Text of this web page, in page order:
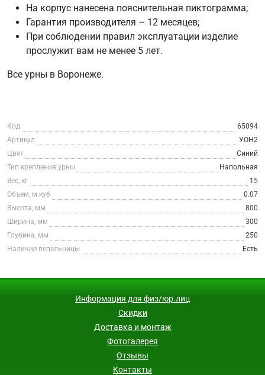
На корпус нанесена пояснительная пиктограмма;
Гарантия производителя – 12 месяцев;
При соблюдении правил эксплуатации изделие
прослужит вам не менее 5 лет.
Все урны в Воронеже.
Код
65094
Артикул
УОН2
Цвет
Синий
Тип крепления урны
Напольная
Вес, кг
15
Объем, м.куб
0.07
Высота, мм
800
Ширина, мм
300
Глубина, мм
250
Наличие пепельницы
Есть
Информация для физ/юр.лиц
Скидки
Доставка и монтаж
Фотогалерея
Отзывы
Контакты